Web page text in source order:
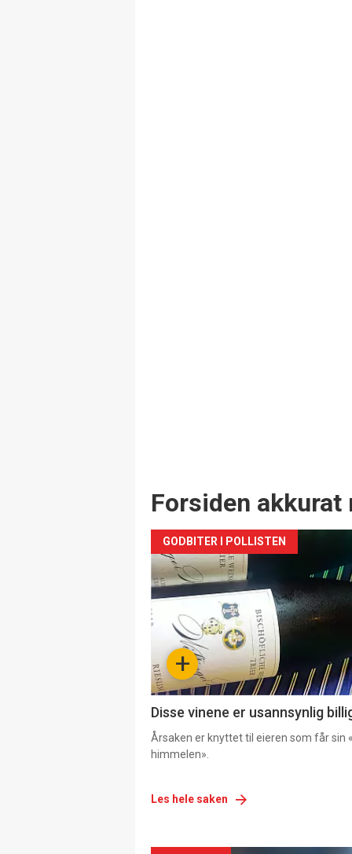
Forsiden akkurat
+
GODBITER I POLLISTEN
Disse vinene er usannsynlig
Årsaken er knyttet til eieren som får sin
himmelen».
Les hele saken